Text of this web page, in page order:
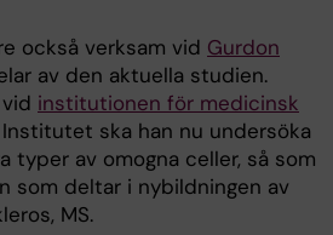
också verksam vid Gurdon
av den aktuella studien.
institutionen för medicinsk
Institutet ska han nu undersöka
typer av omogna celler, så som
som deltar i nybildningen av
MS.